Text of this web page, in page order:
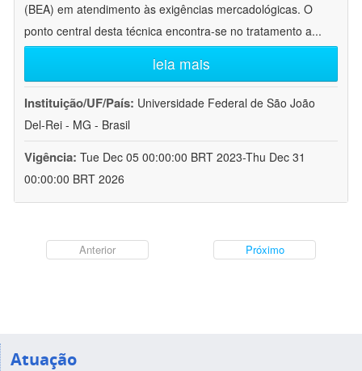
(BEA) em atendimento às exigências mercadológicas. O
ponto central desta técnica encontra-se no tratamento a...
leia mais
Instituição/UF/País: Universidade Federal de São João
Del-Rei - MG - Brasil
Vigência: Tue Dec 05 00:00:00 BRT 2023-Thu Dec 31
00:00:00 BRT 2026
Anterior Próximo
Atuação